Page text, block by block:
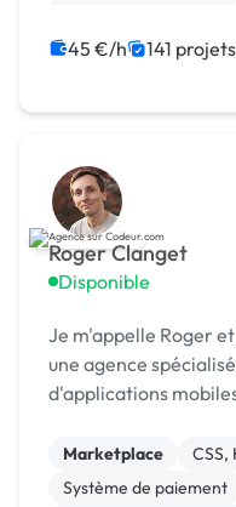
Migration ou refonte
45 €/h 141
Roger Clanget
Disponible
Je m'appelle Roger
une agence
d'applications
Marketplace
CSS,
Système de paiement